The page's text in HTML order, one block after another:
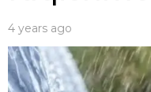
4 years ago